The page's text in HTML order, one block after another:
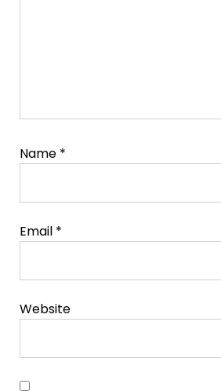
Name *
Email *
Website